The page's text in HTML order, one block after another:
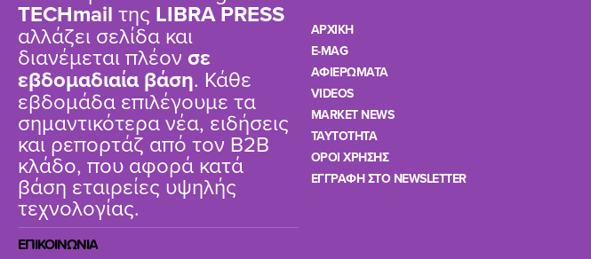
TΕCHmail της LIBRA PRESS
αλλάζει σελίδα και
διανέμεται πλέον σε
εβδομαδιαία βάση. Κάθε
εβδομάδα επιλέγουμε τα
σημαντικότερα νέα, ειδήσεις
και ρεπορτάζ από τον B2B
κλάδο, που αφορά κατά
βάση εταιρείες υψηλής
τεχνολογίας.
ΕΠΙΚΟΙΝΩΝΙΑ
ΑΡΧΙΚΗ
E-MAG
ΑΦΙΕΡΩΜΑΤΑ
VIDEOS
MARKET NEWS
TAYTOTHTA
ΟΡΟΙ ΧΡΗΣΗΣ
ΕΓΓΡΑΦΗ ΣΤΟ NEWSLETTER